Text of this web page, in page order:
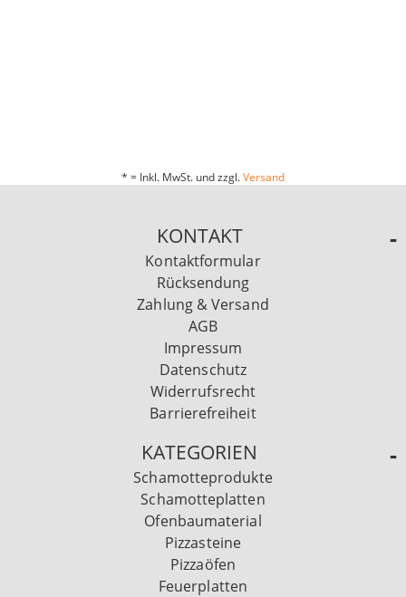
* = Inkl. MwSt. und zzgl.Versand
KONTAKT
Kontaktformular
Rücksendung
Zahlung & Versand
AGB
Impressum
Datenschutz
Widerrufsrecht
Barrierefreiheit
KATEGORIEN
Schamotteprodukte
Schamotteplatten
Ofenbaumaterial
Pizzasteine
Pizzaöfen
Feuerplatten